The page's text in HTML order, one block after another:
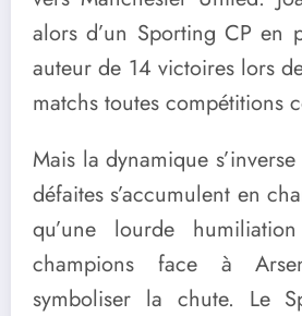
alors d’un Sporting CP en
auteur de 14 victoires lors
matchs toutes compétitions
Mais la dynamique
défaites s’accumulent en
qu’une lourde
champions face à
symboliser la chute. Le